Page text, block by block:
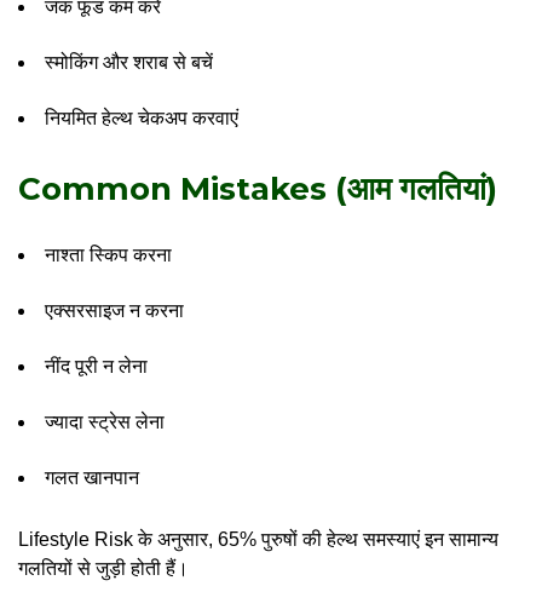
जंक फूड कम करें
स्मोकिंग और शराब से बचें
नियमित हेल्थ चेकअप करवाएं
Common Mistakes (आम गलतियां)
नाश्ता स्किप करना
एक्सरसाइज न करना
नींद पूरी न लेना
ज्यादा स्ट्रेस लेना
गलत खानपान
Lifestyle Risk के अनुसार, 65% पुरुषों की हेल्थ समस्याएं इन सामान्य
गलतियों से जुड़ी होती हैं।